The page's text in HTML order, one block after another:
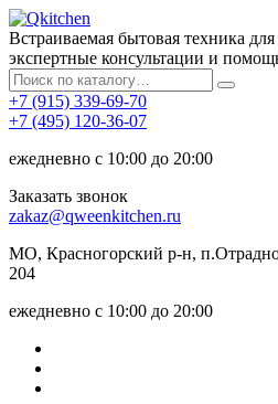
Встраиваемая бытовая техника
экспертные консультации и
+7 (915) 339-69-70
+7 (495) 120-36-07
ежедневно с 10:00 до 20:00
Заказать звонок
zakaz@qweenkitchen.ru
МО, Красногорский р-н,
204
ежедневно с 10:00 до 20:00